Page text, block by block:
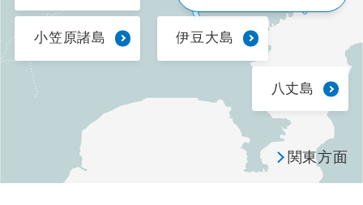
スポーツ観戦
その他のテーマ
ウェブ限定
ミステリーツアー
伊豆大島
小笠原諸島
八丈島
関東方面